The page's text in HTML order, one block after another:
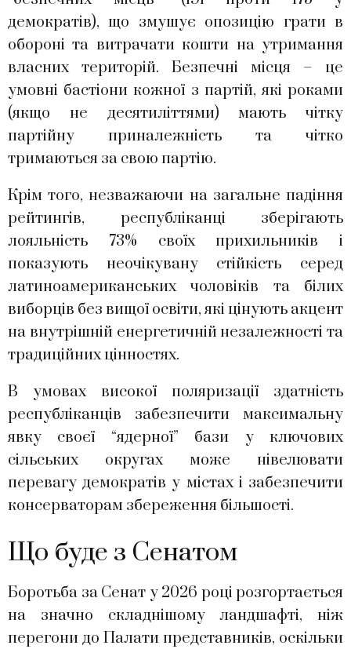
демократів), що змушує опозицію грати в
обороні та витрачати кошти на утримання
власних територій. Безпечні місця – це
умовні бастіони кожної з партій, які роками
(якщо не десятиліттями) мають чітку
партійну приналежність та чітко
тримаються за свою партію.
Крім того, незважаючи на загальне падіння
рейтингів, республіканці зберігають
лояльність 73% своїх прихильників і
показують неочікувану стійкість серед
латиноамериканських чоловіків та білих
виборців без вищої освіти, які цінують акцент
на внутрішній енергетичній незалежності та
традиційних цінностях.
В умовах високої поляризації здатність
республіканців забезпечити максимальну
явку своєї “ядерної” бази у ключових
сільських округах може нівелювати
перевагу демократів у містах і забезпечити
консерваторам збереження більшості.
Що буде з Сенатом
Боротьба за Сенат у 2026 році розгортається
на значно складнішому ландшафті, ніж
перегони до Палати представників, оскільки